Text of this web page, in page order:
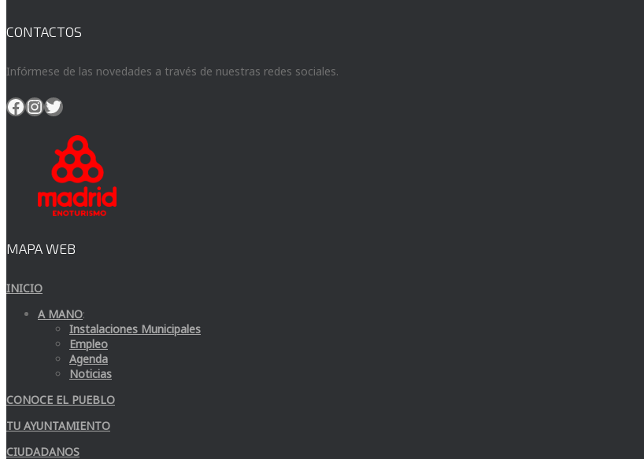
CONTACTOS
Infórmese de las novedades a través de nuestras redes sociales.
Facebook
Instagram
Twitter
MAPA WEB
INICIO
A MANO:
Instalaciones Municipales
Empleo
Agenda
Noticias
CONOCE EL PUEBLO
TU AYUNTAMIENTO
CIUDADANOS